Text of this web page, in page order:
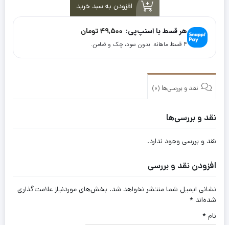
افزودن به سبد خرید
هر قسط با اسنپ‌پی: 49,500 تومان
۴ قسط ماهانه. بدون سود، چک و ضامن.
نقد و بررسی‌ها (0)
نقد و بررسی‌ها
نقد و بررسی وجود ندارد.
افزودن نقد و بررسی
نشانی ایمیل شما منتشر نخواهد شد. بخش‌های موردنیاز علامت‌گذاری
شده‌اند *
نام *